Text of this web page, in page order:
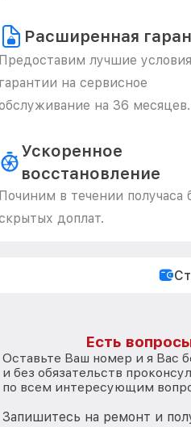
Расширенная
Предоставим лучшие условия
гарантии на сервисное
на 36 месяцев.
Ускоренное
восстановление
Починим в течении получаса
доплат.
Есть
Оставьте Ваш номер и я Вас
и без обязательств
по всем интересующим
Запишитесь на ремонт и